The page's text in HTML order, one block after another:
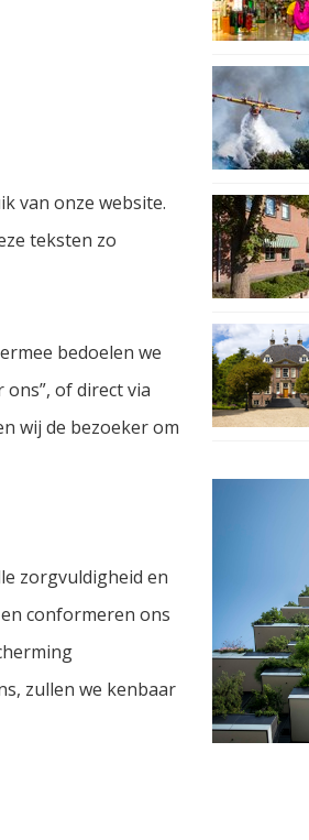
van onze website.
teksten zo
bedoelen we
of direct via
wij de bezoeker om
zorgvuldigheid en
conformeren ons
zullen we kenbaar